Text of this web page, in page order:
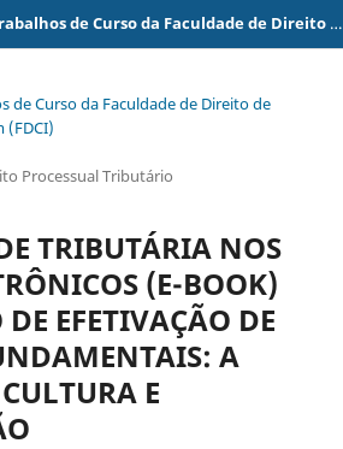
Repositório dos Trabalhos de Curso da Faculdade de Direito de Cachoeiro de Itapemirim (FDCI)
de Curso da Faculdade de Direito de
(FDCI)
Processual Tributário
TRIBUTÁRIA NOS
(E-BOOK)
EFETIVAÇÃO DE
A
E